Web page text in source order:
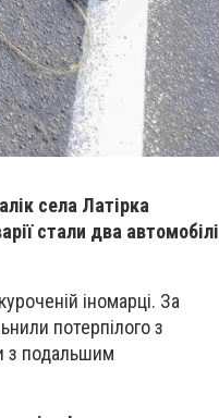
села Латірка
стали два автомобілі
іномарці. За
потерпілого з
з подальшим